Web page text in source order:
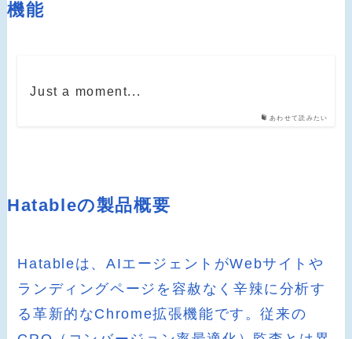
機能
あわせて読みたい
Just a moment...
Hatableの製品概要
Hatableは、AIエージェントがWebサイトや
ランディングページを容赦なく辛辣に分析す
る革新的なChrome拡張機能です。従来の